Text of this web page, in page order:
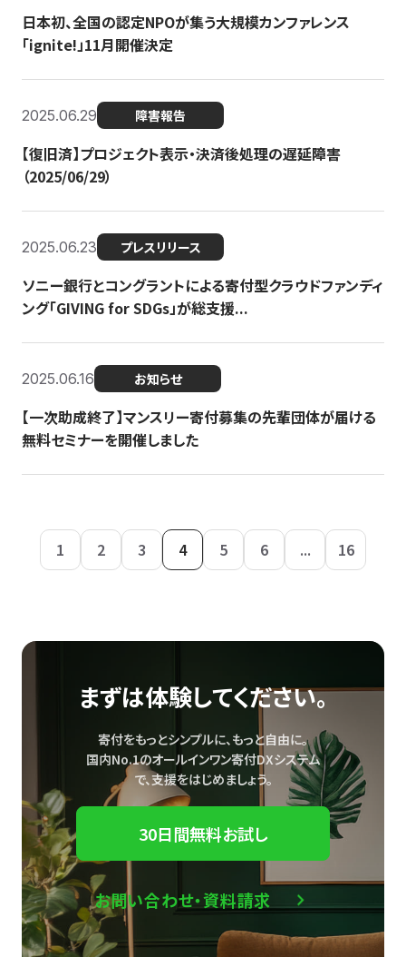
日本初、全国の認定NPOが集う大規模カンファレンス
「ignite!」11月開催決定
2025.06.29 障害報告
【復旧済】プロジェクト表示・決済後処理の遅延障害
（2025/06/29）
2025.06.23 プレスリリース
ソニー銀行とコングラントによる寄付型クラウドファンディ
ング「GIVING for SDGs」が総支援...
2025.06.16 お知らせ
【一次助成終了】マンスリー寄付募集の先輩団体が届ける
無料セミナーを開催しました
1 2 3 4 5 6 ... 16
まずは体験してください。
寄付をもっとシンプルに、もっと自由に。
国内No.1のオールインワン寄付DXシステム
で、支援をはじめましょう。
30日間無料お試し
お問い合わせ・資料請求